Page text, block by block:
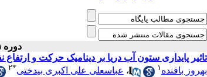
دوره ۱۵، شماره ۲۹ - ( ۲-۱۳۹۸ )
تاثیر پایداری ستون آب دریا بر دینامیک حرکت و ارتفاع
بهروز بافنده ۱ ، عباسعلی علی اکبری بیدختی*۲